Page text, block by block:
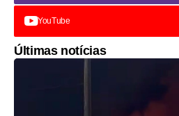
YouTube
Últimas notícias